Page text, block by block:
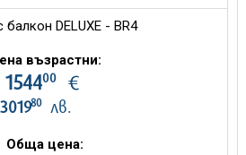
DELUXE - BR4
възрастни:
154400€
301980лв.
Обща цена: